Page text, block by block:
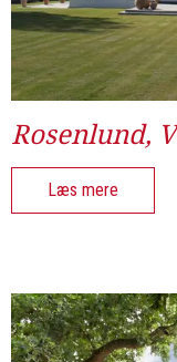
Rosenlund,
Læs mere